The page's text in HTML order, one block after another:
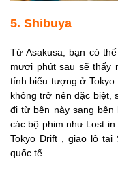
5. Shibuya
Từ Asakusa, bạn có
mươi phút sau sẽ thấy
tính biểu tượng ở
không trở nên đặc biệt,
đi từ bên này sang bên
các bộ phim như Lost
Tokyo Drift , giao lộ
quốc tế.